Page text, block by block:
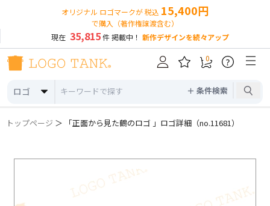
オリジナル ロゴマークが 税込 15,400円
で購入（著作権譲渡含む）
現在 35,815件 掲載中！ 新作デザインを続々アップ
ロゴ ＋ 条件検索
0 ?
トップページ ＞ 「正面から見た鶴のロゴ 」ロゴ詳細（no.11681）